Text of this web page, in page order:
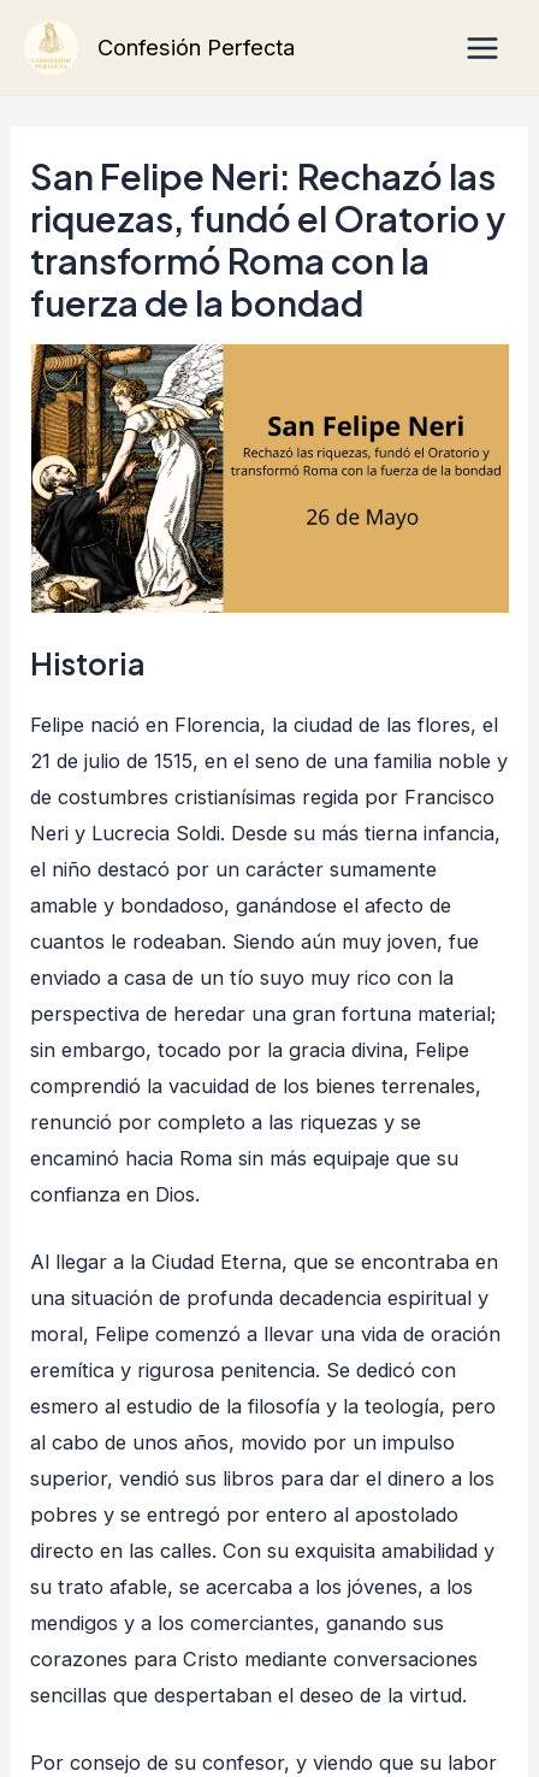
Confesión Perfecta
San Felipe Neri: Rechazó las
riquezas, fundó el Oratorio y
transformó Roma con la
fuerza de la bondad
Historia
Felipe nació en Florencia, la ciudad de las flores, el
21 de julio de 1515, en el seno de una familia noble y
de costumbres cristianísimas regida por Francisco
Neri y Lucrecia Soldi. Desde su más tierna infancia,
el niño destacó por un carácter sumamente
amable y bondadoso, ganándose el afecto de
cuantos le rodeaban. Siendo aún muy joven, fue
enviado a casa de un tío suyo muy rico con la
perspectiva de heredar una gran fortuna material;
sin embargo, tocado por la gracia divina, Felipe
comprendió la vacuidad de los bienes terrenales,
renunció por completo a las riquezas y se
encaminó hacia Roma sin más equipaje que su
confianza en Dios.
Al llegar a la Ciudad Eterna, que se encontraba en
una situación de profunda decadencia espiritual y
moral, Felipe comenzó a llevar una vida de oración
eremítica y rigurosa penitencia. Se dedicó con
esmero al estudio de la filosofía y la teología, pero
al cabo de unos años, movido por un impulso
superior, vendió sus libros para dar el dinero a los
pobres y se entregó por entero al apostolado
directo en las calles. Con su exquisita amabilidad y
su trato afable, se acercaba a los jóvenes, a los
mendigos y a los comerciantes, ganando sus
corazones para Cristo mediante conversaciones
sencillas que despertaban el deseo de la virtud.
Por consejo de su confesor, y viendo que su labor